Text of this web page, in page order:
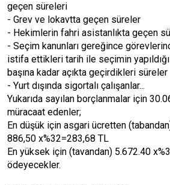
geçen süreleri
- Grev ve lokavtta geçen süreler
- Hekimlerin fahri asistanlıkta geçen
- Seçim kanunları gereğince
istifa ettikleri tarih ile seçimin
başına kadar açıkta geçirdikleri süreler
- Yurt dışında sigortalı çalışanlar...
Yukarıda sayılan borçlanmalar için
müracaat edenler;
En düşük için asgari ücretten
886,50 x%32=283,68 TL
En yüksek için (tavandan) 5.672.40
ödeyecekler.